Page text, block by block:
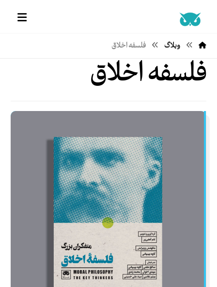
وبلاگ فلسفه اخلاق
فلسفه اخلاق